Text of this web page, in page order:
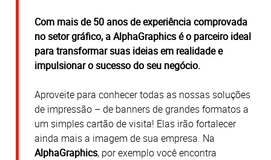
Com mais de 50 anos de experiência comprovada
no setor gráfico, a AlphaGraphics é o parceiro ideal
para transformar suas ideias em realidade e
impulsionar o sucesso do seu negócio.
Aproveite para conhecer todas as nossas soluções
de impressão – de banners de grandes formatos a
um simples cartão de visita! Elas irão fortalecer
ainda mais a imagem de sua empresa. Na
AlphaGraphics, por exemplo você encontra